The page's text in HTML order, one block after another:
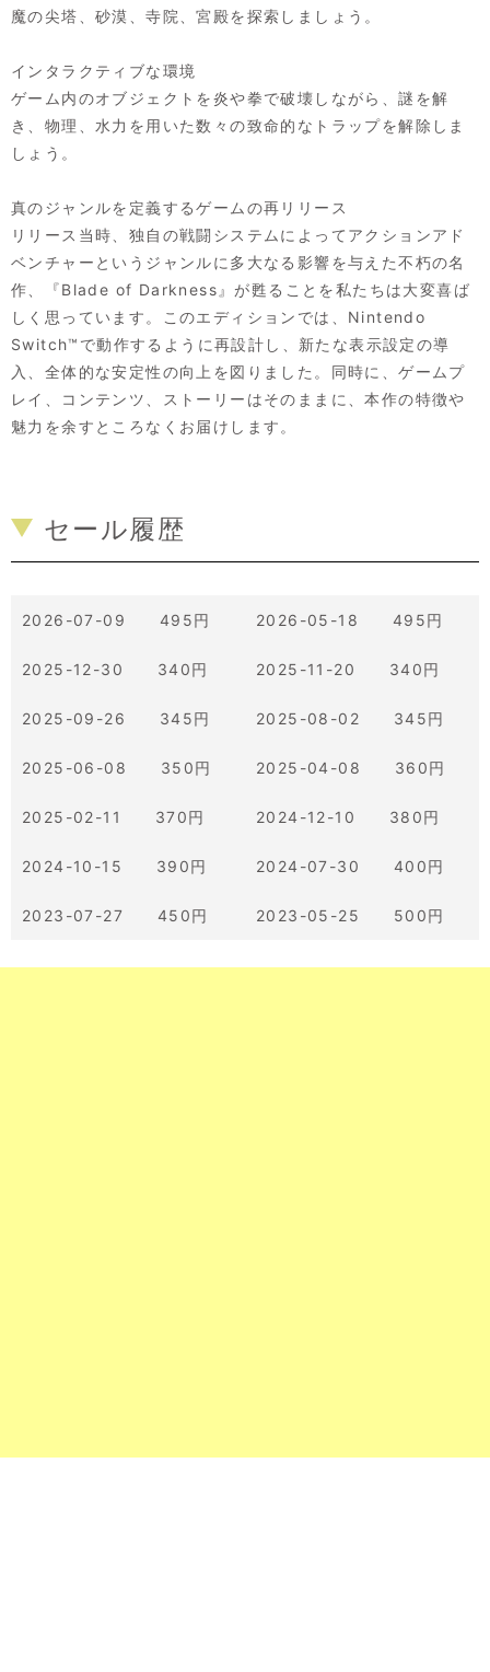
魔の尖塔、砂漠、寺院、宮殿を探索しましょう。
インタラクティブな環境
ゲーム内のオブジェクトを炎や拳で破壊しながら、謎を解
き、物理、水力を用いた数々の致命的なトラップを解除しま
しょう。
真のジャンルを定義するゲームの再リリース
リリース当時、独自の戦闘システムによってアクションアド
ベンチャーというジャンルに多大なる影響を与えた不朽の名
作、『Blade of Darkness』が甦ることを私たちは大変喜ば
しく思っています。このエディションでは、Nintendo
Switch™で動作するように再設計し、新たな表示設定の導
入、全体的な安定性の向上を図りました。同時に、ゲームプ
レイ、コンテンツ、ストーリーはそのままに、本作の特徴や
魅力を余すところなくお届けします。
セール履歴
2026-07-09 495円 2026-05-18 495円
2025-12-30 340円 2025-11-20 340円
2025-09-26 345円 2025-08-02 345円
2025-06-08 350円 2025-04-08 360円
2025-02-11 370円 2024-12-10 380円
2024-10-15 390円 2024-07-30 400円
2023-07-27 450円 2023-05-25 500円